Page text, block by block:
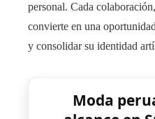
personal. Cada
convierte en una
y consolidar su identidad
Moda